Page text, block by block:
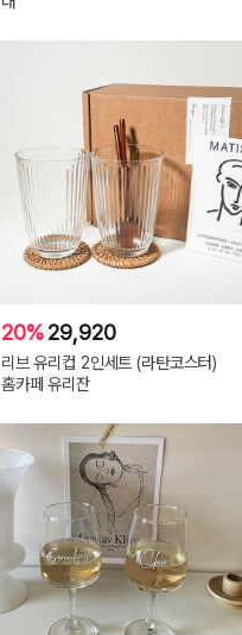
20%29,920
리브 유리컵 2인세트 (라탄코스터)
홈카페 유리잔